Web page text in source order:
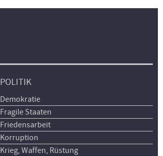
POLITIK
Demokratie
Fragile Staaten
Friedensarbeit
Korruption
Krieg, Waffen, Rüstung